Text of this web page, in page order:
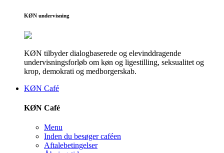
KØN undervisning
KØN tilbyder dialogbaserede og elevinddragende
undervisningsforløb om køn og ligestilling, seksualitet og
krop, demokrati og medborgerskab.
KØN Café
KØN Café
Menu
Inden du besøger caféen
Aftalebetingelser